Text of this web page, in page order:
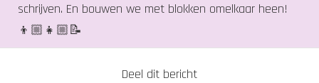
schrijven. En bouwen we met blokken omelkaar heen!
👦🏼👧🏼📝
Deel dit bericht